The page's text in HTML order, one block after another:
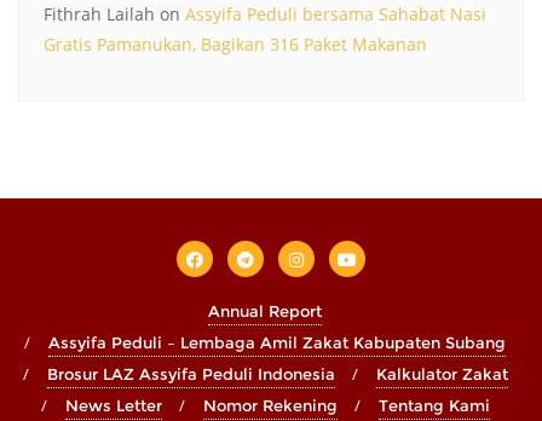
Fithrah Lailah on Assyifa Peduli bersama Sahabat Nasi
Gratis Pamanukan, Bagikan 316 Paket Makanan
Annual Report
Assyifa Peduli – Lembaga Amil Zakat Kabupaten Subang
Brosur LAZ Assyifa Peduli Indonesia
Kalkulator Zakat
News Letter
Nomor Rekening Tentang Kami